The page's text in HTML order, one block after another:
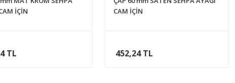
İÇİN
TL
CAM İÇİN
452,24 TL